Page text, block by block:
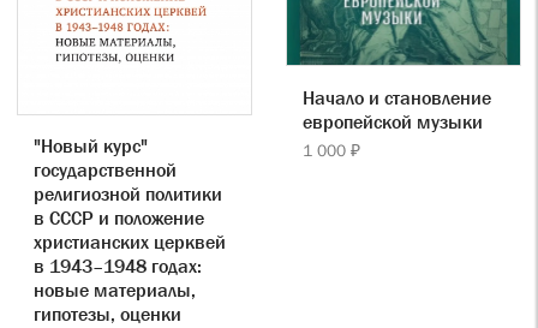
"Новый курс"
государственной
религиозной политики
в СССР и положение
христианских церквей
в 1943–1948 годах:
новые материалы,
гипотезы, оценки
Начало и становление
европейской музыки
1 000 ₽